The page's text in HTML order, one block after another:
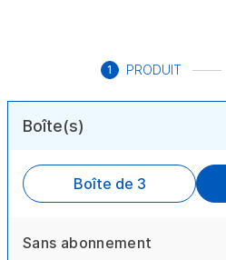
1 PRODUIT
Boîte(s)
Boîte de 3
Sans abonnement